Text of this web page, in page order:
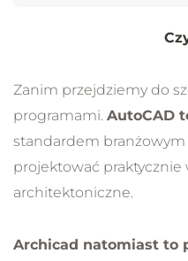
Zanim przejdziemy do
programami. AutoCAD
standardem
projektować praktycznie
architektoniczne.
Archicad natomiast to